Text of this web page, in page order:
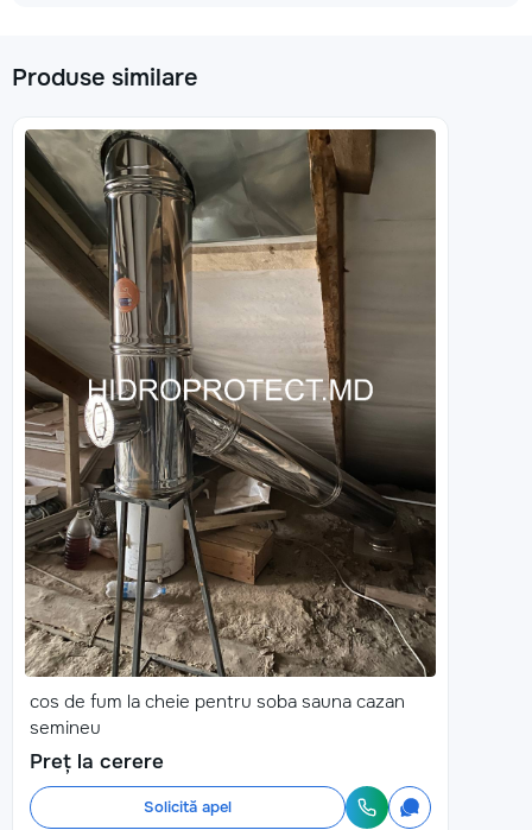
Produse similare
cos de fum la cheie pentru soba sauna cazan
semineu
Preț la cerere
Solicită apel